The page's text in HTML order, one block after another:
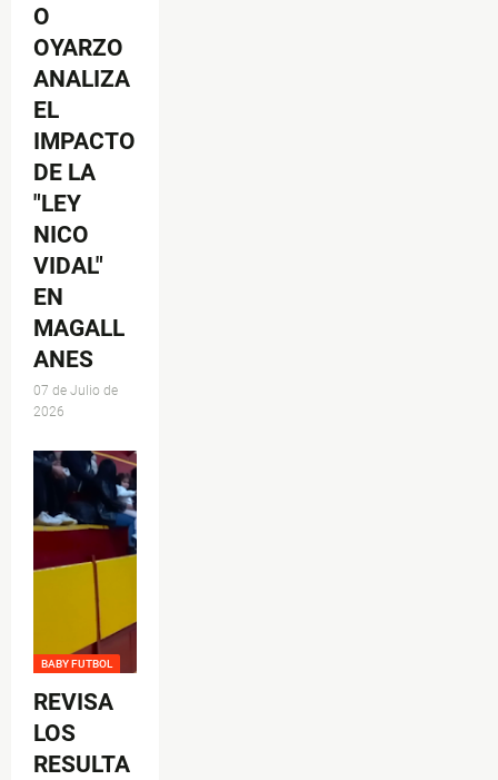
O
OYARZO
ANALIZA
EL
IMPACTO
DE LA
"LEY
NICO
VIDAL"
EN
MAGALL
ANES
07 de Julio de
2026
BABY FUTBOL
REVISA
LOS
RESULTA